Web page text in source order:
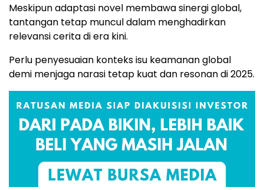
Meskipun adaptasi novel membawa sinergi global,
tantangan tetap muncul dalam menghadirkan
relevansi cerita di era kini.
Perlu penyesuaian konteks isu keamanan global
demi menjaga narasi tetap kuat dan resonan di 2025.